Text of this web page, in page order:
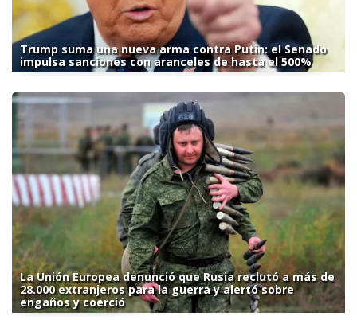
Trump suma una nueva arma contra Putin: el Senado
impulsa sanciones con aranceles de hasta el 500%
La Unión Europea denunció que Rusia reclutó a más de
28.000 extranjeros para la guerra y alertó sobre
engaños y coerció